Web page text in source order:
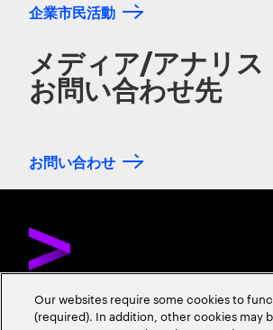
企業市民活動
メディア/アナリス
お問い合わせ先
お問い合わせ
お問い合わせ採用情報会社情報
Our websites require some cookies to
(required). In addition, other cookies may